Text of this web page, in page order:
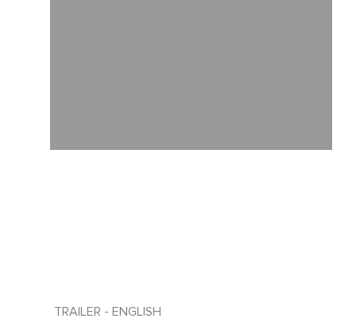
TRAILER - ENGLISH